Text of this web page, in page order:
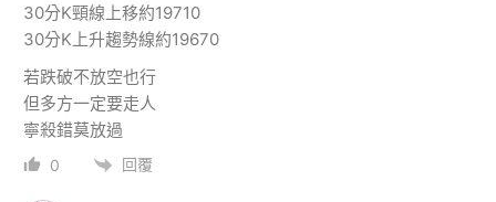
30分K頸線上移約19710
30分K上升趨勢線約19670
若跌破不放空也行
但多方一定要走人
寧殺錯莫放過
0 回覆